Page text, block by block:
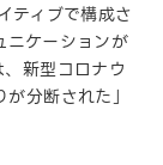
ティブで構成さ
ニケーションが
新型コロナウ
分断された」